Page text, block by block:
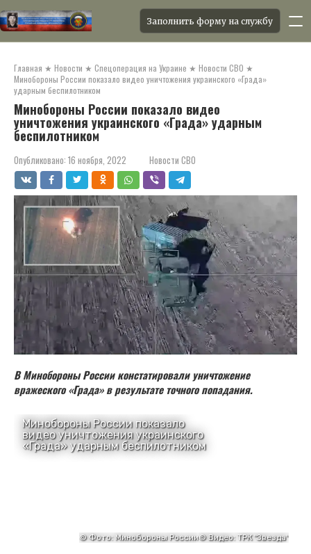
контенту
Заполнить форму на службу
Главная ★ Новости ★ Спецоперация на Украине ★ Новости СВО ★
Минобороны России показало видео уничтожения украинского «Града»
ударным беспилотником
Минобороны России показало видео
уничтожения украинского «Града» ударным
беспилотником
Опубликовано: 16 ноября, 2022 Новости СВО
В Минобороны России констатировали уничтожение
вражеского «Града» в результате точного попадания.